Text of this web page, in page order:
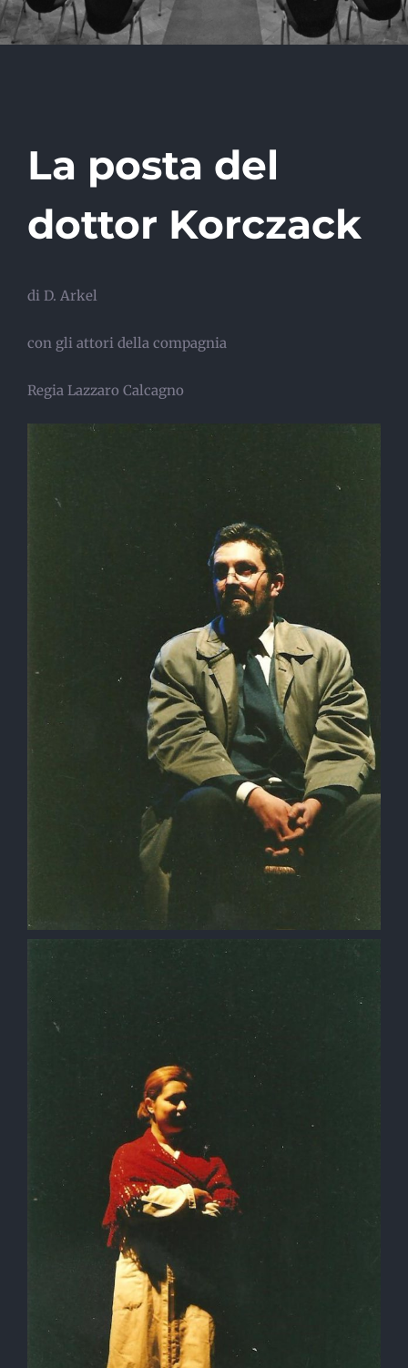
La posta del
dottor Korczack
di D. Arkel
con gli attori della compagnia
Regia Lazzaro Calcagno